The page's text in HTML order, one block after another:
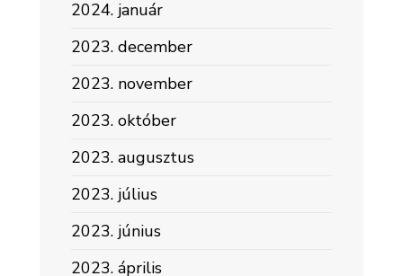
2024. január
2023. december
2023. november
2023. október
2023. augusztus
2023. július
2023. június
2023. április